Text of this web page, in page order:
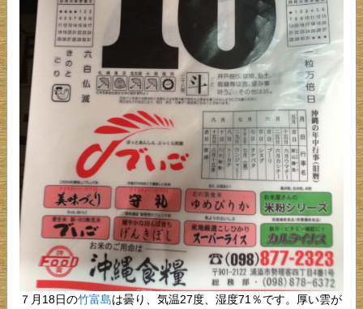
７月18日の竹富島は曇り、気温27度、湿度71％です。厚い雲が